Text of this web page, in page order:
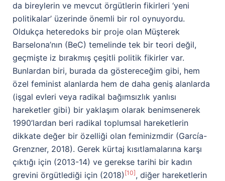
da bireylerin ve mevcut örgütlerin fikirleri ‘yeni
politikalar’ üzerinde önemli bir rol oynuyordu.
Oldukça heteredoks bir proje olan Müşterek
Barselona’nın (BeC) temelinde tek bir teori değil,
geçmişte iz bırakmış çeşitli politik fikirler var.
Bunlardan biri, burada da göstereceğim gibi, hem
özel feminist alanlarda hem de daha geniş alanlarda
(işgal evleri veya radikal bağımsızlık yanlısı
hareketler gibi) bir yaklaşım olarak benimsenerek
1990’lardan beri radikal toplumsal hareketlerin
dikkate değer bir özelliği olan feminizmdir (García-
Grenzner, 2018). Gerek kürtaj kısıtlamalarına karşı
çıktığı için (2013-14) ve gerekse tarihi bir kadın
grevini örgütlediği için (2018) [10], diğer hareketlerin